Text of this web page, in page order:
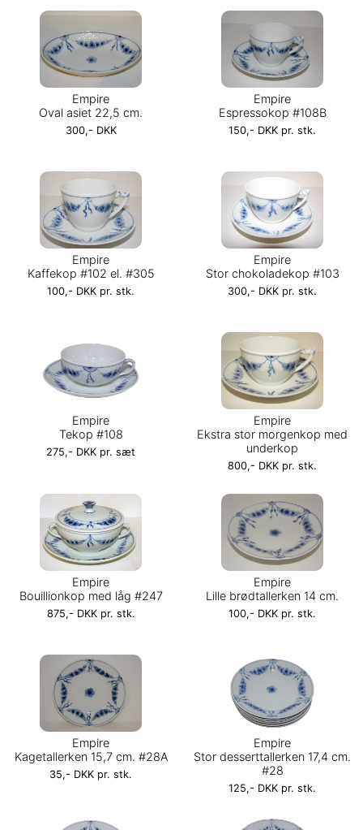
Empire
Oval asiet 22,5 cm.
300,- DKK
Empire
Espressokop #108B
150,- DKK pr. stk.
Empire
Kaffekop #102 el. #305
100,- DKK pr. stk.
Empire
Stor chokoladekop #103
300,- DKK pr. stk.
Empire
Tekop #108
275,- DKK pr. sæt
Empire
Ekstra stor morgenkop med
underkop
800,- DKK pr. stk.
Empire
Bouillionkop med låg #247
875,- DKK pr. stk.
Empire
Lille brødtallerken 14 cm.
100,- DKK pr. stk.
Empire
Kagetallerken 15,7 cm. #28A
35,- DKK pr. stk.
Empire
Stor desserttallerken 17,4 cm.
#28
125,- DKK pr. stk.